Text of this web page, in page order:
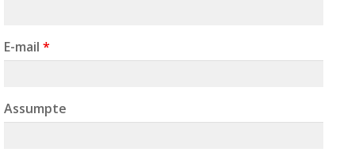
E-mail *
Assumpte